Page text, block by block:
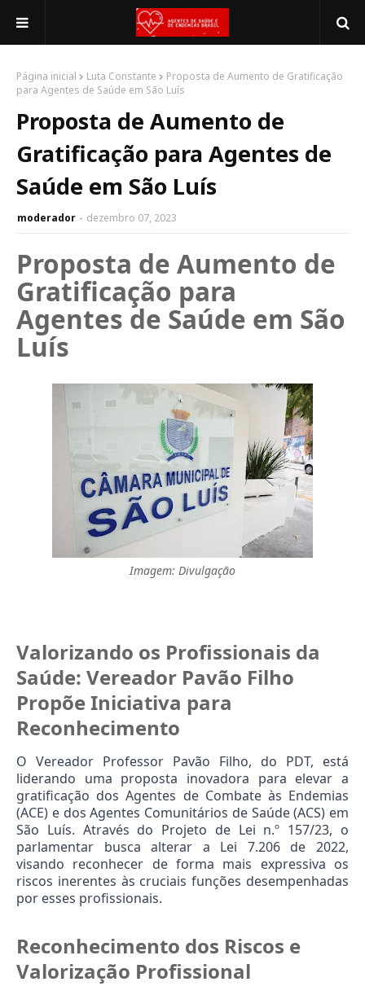
Página inicial Luta Constante
Proposta de Aumento de Gratificação
para Agentes de Saúde em São Luís
Proposta de Aumento de
Gratificação para Agentes de
Saúde em São Luís
moderador dezembro 07, 2023
Proposta de Aumento de
Gratificação para
Agentes de Saúde em São
Luís
Imagem: Divulgação
Valorizando os Profissionais da
Saúde: Vereador Pavão Filho
Propõe Iniciativa para
Reconhecimento
O Vereador Professor Pavão Filho, do PDT, está
liderando uma proposta inovadora para elevar a
gratificação dos Agentes de Combate às Endemias
(ACE) e dos Agentes Comunitários de Saúde (ACS) em
São Luís. Através do Projeto de Lei n.º 157/23, o
parlamentar busca alterar a Lei 7.206 de 2022,
visando reconhecer de forma mais expressiva os
riscos inerentes às cruciais funções desempenhadas
por esses profissionais.
Reconhecimento dos Riscos e
Valorização Profissional